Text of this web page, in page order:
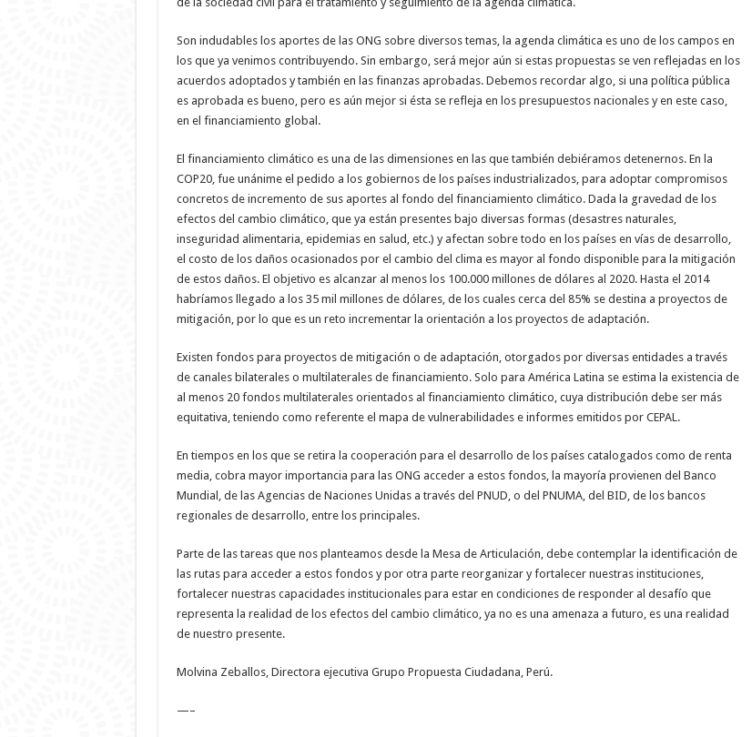
Son indudables los aportes de las ONG sobre diversos temas, la agenda climática es uno de los campos en
los que ya venimos contribuyendo. Sin embargo, será mejor aún si estas propuestas se ven reflejadas en los
acuerdos adoptados y también en las finanzas aprobadas. Debemos recordar algo, si una política pública
es aprobada es bueno, pero es aún mejor si ésta se refleja en los presupuestos nacionales y en este caso,
en el financiamiento global.
El financiamiento climático es una de las dimensiones en las que también debiéramos detenernos. En la
COP20, fue unánime el pedido a los gobiernos de los países industrializados, para adoptar compromisos
concretos de incremento de sus aportes al fondo del financiamiento climático. Dada la gravedad de los
efectos del cambio climático, que ya están presentes bajo diversas formas (desastres naturales,
inseguridad alimentaria, epidemias en salud, etc.) y afectan sobre todo en los países en vías de desarrollo,
el costo de los daños ocasionados por el cambio del clima es mayor al fondo disponible para la mitigación
de estos daños. El objetivo es alcanzar al menos los 100.000 millones de dólares al 2020. Hasta el 2014
habríamos llegado a los 35 mil millones de dólares, de los cuales cerca del 85% se destina a proyectos de
mitigación, por lo que es un reto incrementar la orientación a los proyectos de adaptación.
Existen fondos para proyectos de mitigación o de adaptación, otorgados por diversas entidades a través
de canales bilaterales o multilaterales de financiamiento. Solo para América Latina se estima la existencia de
al menos 20 fondos multilaterales orientados al financiamiento climático, cuya distribución debe ser más
equitativa, teniendo como referente el mapa de vulnerabilidades e informes emitidos por CEPAL.
En tiempos en los que se retira la cooperación para el desarrollo de los países catalogados como de renta
media, cobra mayor importancia para las ONG acceder a estos fondos, la mayoría provienen del Banco
Mundial, de las Agencias de Naciones Unidas a través del PNUD, o del PNUMA, del BID, de los bancos
regionales de desarrollo, entre los principales.
Parte de las tareas que nos planteamos desde la Mesa de Articulación, debe contemplar la identificación de
las rutas para acceder a estos fondos y por otra parte reorganizar y fortalecer nuestras instituciones,
fortalecer nuestras capacidades institucionales para estar en condiciones de responder al desafío que
representa la realidad de los efectos del cambio climático, ya no es una amenaza a futuro, es una realidad
de nuestro presente.
Molvina Zeballos, Directora ejecutiva Grupo Propuesta Ciudadana, Perú.
—–